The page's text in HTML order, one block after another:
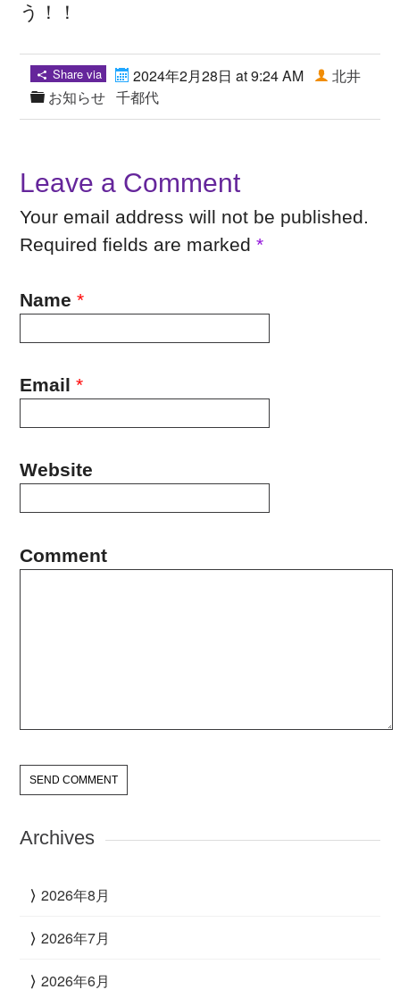
う！！
Share via
2024年2月28日 at 9:24 AM
お知らせ
北井
千都代
Leave a Comment
Your email address will not be published.
Required fields are marked*
Name *
Email *
Website
Comment
Archives
2026年8月
2026年7月
2026年6月